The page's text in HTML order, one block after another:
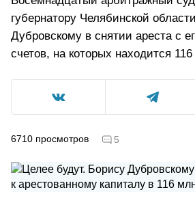
губернатору Челябинской
Дубровскому в снятии ареста с
счетов, на которых находится
6710 просмотров 5